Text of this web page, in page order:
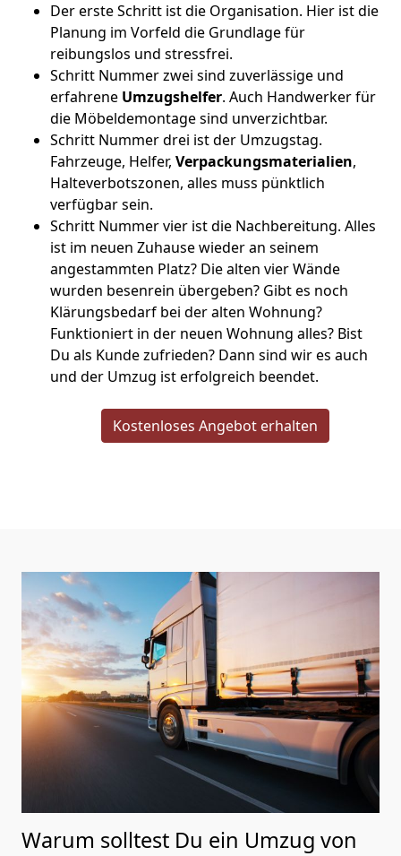
Der erste Schritt ist die Organisation. Hier ist die
Planung im Vorfeld die Grundlage für
reibungslos und stressfrei.
Schritt Nummer zwei sind zuverlässige und
erfahrene Umzugshelfer. Auch Handwerker für
die Möbeldemontage sind unverzichtbar.
Schritt Nummer drei ist der Umzugstag.
Fahrzeuge, Helfer, Verpackungsmaterialien,
Halteverbotszonen, alles muss pünktlich
verfügbar sein.
Schritt Nummer vier ist die Nachbereitung. Alles
ist im neuen Zuhause wieder an seinem
angestammten Platz? Die alten vier Wände
wurden besenrein übergeben? Gibt es noch
Klärungsbedarf bei der alten Wohnung?
Funktioniert in der neuen Wohnung alles? Bist
Du als Kunde zufrieden? Dann sind wir es auch
und der Umzug ist erfolgreich beendet.
Kostenloses Angebot erhalten
Warum solltest Du ein Umzug von